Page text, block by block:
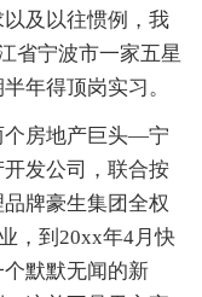
及以往惯例，我
省宁波市一家五星
年得顶岗实习。
房地产巨头—宁
发公司，联合按
牌豪生集团全权
，到20xx年4月快
默默无闻的新